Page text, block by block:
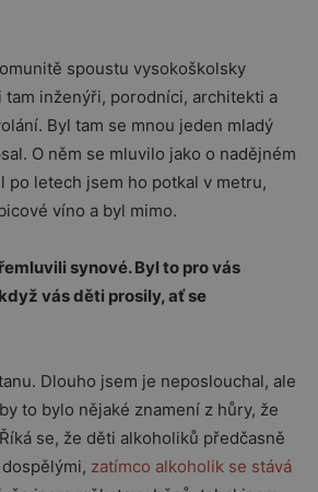
spoustu vysokoškolsky
tam inženýři, porodníci, architekti a
Byl tam se mnou jeden mladý
O něm se mluvilo jako o nadějném
po letech jsem ho potkal v metru,
víno a byl mimo.
synové. Byl to pro vás
vás děti prosily, ať se
Dlouho jsem je neposlouchal, ale
to bylo nějaké znamení z hůry, že
se, že děti alkoholiků předčasně
zatímco alkoholik se stává